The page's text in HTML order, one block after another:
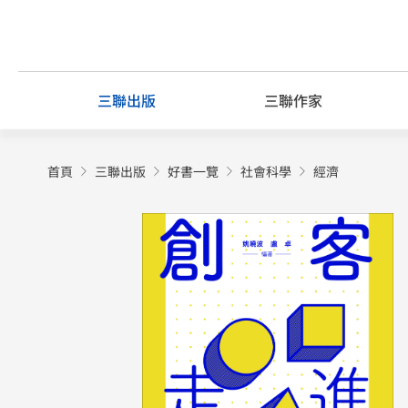
content
三聯出版 三聯作家
首頁 三聯出版 好書一覽 社會科學 經濟